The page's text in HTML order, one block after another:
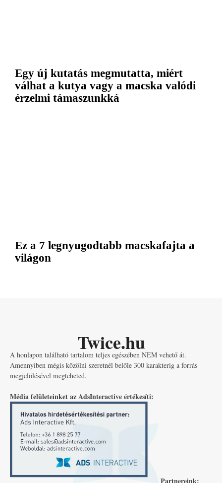
Egy új kutatás megmutatta, miért
válhat a kutya vagy a macska valódi
érzelmi támaszunkká
Ez a 7 legnyugodtabb macskafajta a
világon
Twice.hu
A honlapon található tartalom teljes egészében NEM vehető át.
Amennyiben mégis közölni szeretnél belőle 300 karakterig a forrás
megjelölésével megteheted.
Média felületeinket az AdsInteractive értékesíti:
Partnereink: